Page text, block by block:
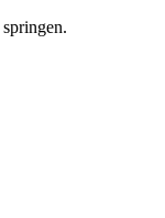
springen.